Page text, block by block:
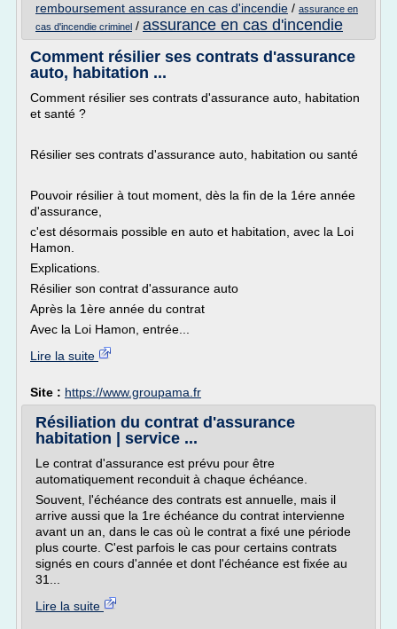
remboursement assurance en cas d'incendie / assurance en
cas d'incendie criminel / assurance en cas d'incendie
Comment résilier ses contrats d'assurance
auto, habitation ...
Comment résilier ses contrats d'assurance auto, habitation
et santé ?
Résilier ses contrats d'assurance auto, habitation ou santé
Pouvoir résilier à tout moment, dès la fin de la 1ére année
d'assurance,
c'est désormais possible en auto et habitation, avec la Loi
Hamon.
Explications.
Résilier son contrat d'assurance auto
Après la 1ère année du contrat
Avec la Loi Hamon, entrée...
Lire la suite
Site : https://www.groupama.fr
Résiliation du contrat d'assurance
habitation | service ...
Le contrat d'assurance est prévu pour être
automatiquement reconduit à chaque échéance.
Souvent, l'échéance des contrats est annuelle, mais il
arrive aussi que la 1re échéance du contrat intervienne
avant un an, dans le cas où le contrat a fixé une période
plus courte. C'est parfois le cas pour certains contrats
signés en cours d'année et dont l'échéance est fixée au
31...
Lire la suite